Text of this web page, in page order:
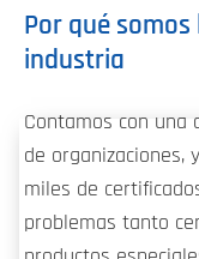
Por qué
industria
Contamos con una
de organizaciones,
miles de
problemas tanto